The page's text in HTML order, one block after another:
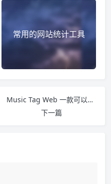
常用的网站统计工具
Music Tag Web 一款可以编辑音乐信息的开软软件
下一篇